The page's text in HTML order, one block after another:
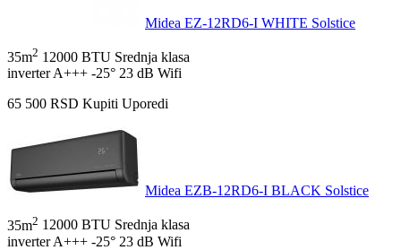
Midea EZ-12RD6-I WHITE Solstice
35m2 12000 BTU Srednja klasa
inverter A+++ -25° 23 dB Wifi
65 500 RSD Kupiti Uporedi
Midea EZB-12RD6-I BLACK Solstice
35m2 12000 BTU Srednja klasa
inverter A+++ -25° 23 dB Wifi